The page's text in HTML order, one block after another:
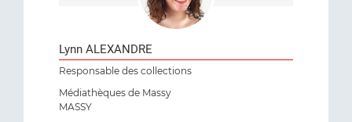
Lynn ALEXANDRE
Responsable des collections
Médiathèques de Massy
MASSY